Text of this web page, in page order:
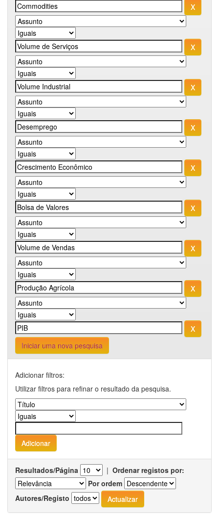
Iniciar uma nova pesquisa
Adicionar filtros:
Utilizar filtros para refinar o resultado da pesquisa.
Resultados/Página | Ordenar registos por:
Por ordem
Autores/Registo